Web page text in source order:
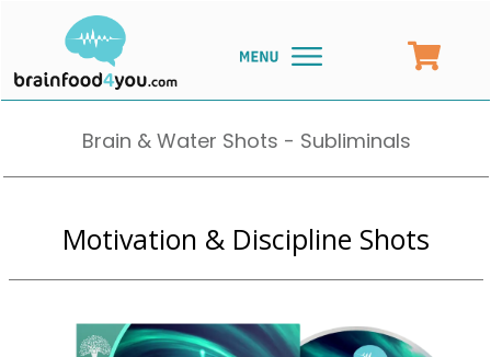
Brain & Water Shots - Subliminals
Motivation & Discipline Shots